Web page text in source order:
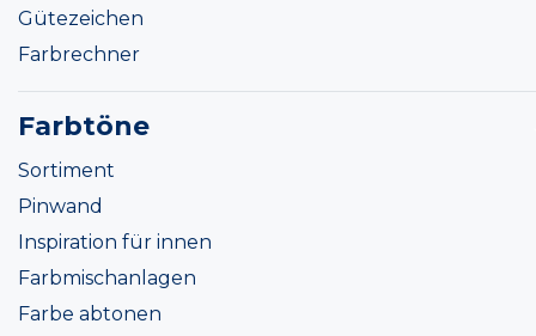
Gütezeichen
Farbrechner
Farbtöne
Sortiment
Pinwand
Inspiration für innen
Farbmischanlagen
Farbe abtonen